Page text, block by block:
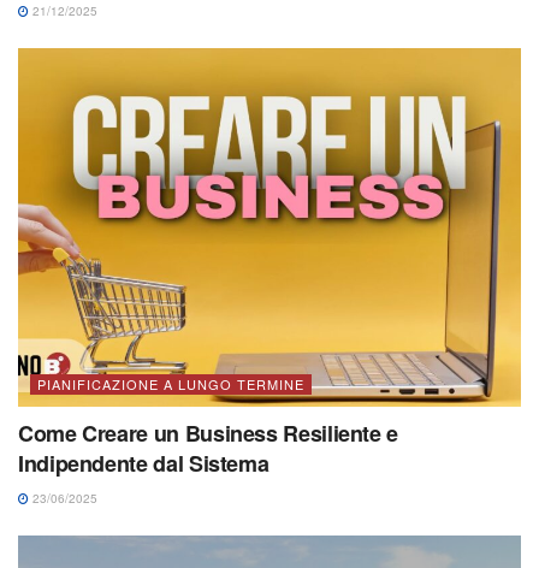
21/12/2025
PIANIFICAZIONE A LUNGO TERMINE
Come Creare un Business Resiliente e
Indipendente dal Sistema
23/06/2025